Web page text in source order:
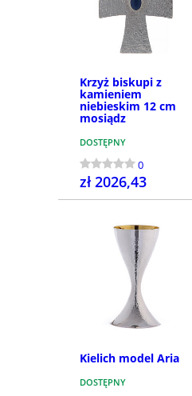
Krzyż biskupi z
kamieniem
niebieskim 12 cm
mosiądz
DOSTĘPNY
0
zł 2026,43
Kielich model Aria
DOSTĘPNY